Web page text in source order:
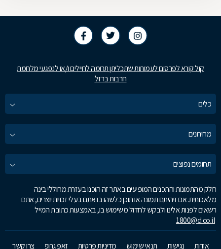
קול קורא לפרסום לעמותות שתכליתן תרומה לחיילים ו/או לנפגעי מלחמת
חרבות ברזל
כלים
מחירונים
תחומים נפוצים
חלק מהתמונות והתכנים המופיעים באתר זה הוכנו בעזרת מחוללי בינה
מלאכותית. אם זיהיתם תמונה או תוכן כלשהו בו אתם בעלי זכויות יוצרים, אתם
רשאים לפנות אלינו ולבקש לחדול משימוש בו, באמצעות כתובת המייל
1800@d.co.il
אודות נגישות תנאי שימוש מדיניות פרטיות זאפ גרופ צרו קשר